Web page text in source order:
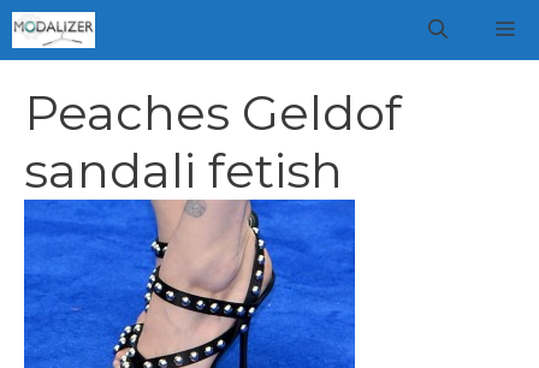
Vai
al
Peaches Geldof
sandali fetish